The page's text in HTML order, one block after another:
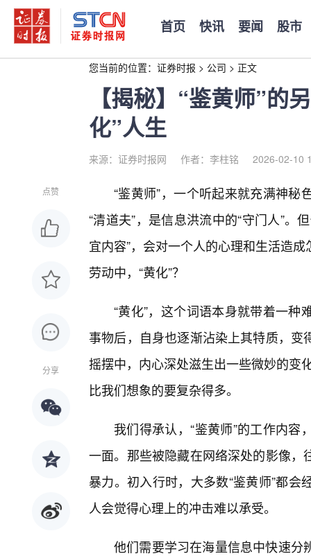
首页 快讯 要闻 股市
您当前的位置： 证券时报 > 公司 > 正文
【揭秘】“鉴黄师”的
化”人生
来源：证券时报网 作者：李柱铭 2026-02-10
点赞
分享
“鉴黄师”，一个听起来就充满神
“清道夫”，是信息洪流中的“守门人”。
宜内容”，会对一个人的心理和生活造
劳动中，“黄化”？
“黄化”，这个词语本身就带着一
事物后，自身也逐渐沾染上其特质，
摇摆中，内心深处滋生出一些微妙的变
比我们想象的要复杂得多。
我们得承认，“鉴黄师”的工作内
一面。那些被隐藏在网络深处的影像
暴力。初入行时，大多数“鉴黄师”都
人会觉得心理上的冲击难以承受。
他们需要学习在海量信息中快速分